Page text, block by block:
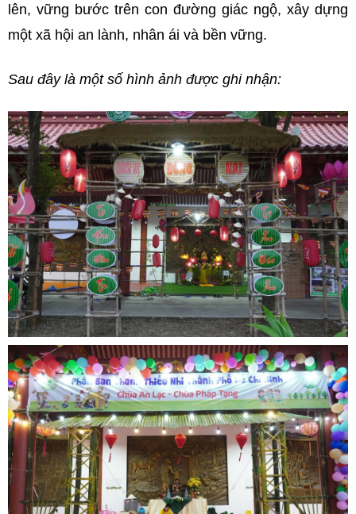
lên, vững bước trên con đường giác ngộ, xây dựng
một xã hội an lành, nhân ái và bền vững.
Sau đây là một số hình ảnh được ghi nhận: